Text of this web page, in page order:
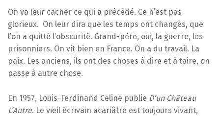
On va leur cacher ce qui a précédé. Ce n’est pas
glorieux. On leur dira que les temps ont changés, que
l’on a quitté l’obscurité. Grand-père, oui, la guerre, les
prisonniers. On vit bien en France. On a du travail. La
paix. Les anciens, ils ont des choses à dire et à taire, on
passe à autre chose.
En 1957, Louis-Ferdinand Celine publie D’un Château
L’Autre. Le vieil écrivain acariâtre est toujours vivant,